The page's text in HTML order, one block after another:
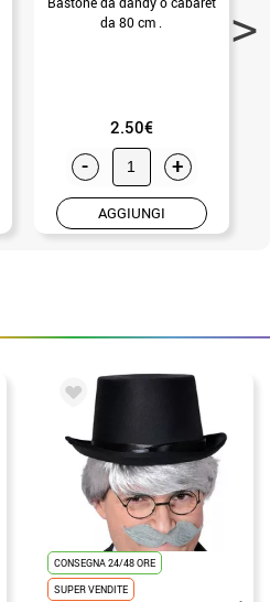
da 80 cm .
2.50€
- +
AGGIUNGI
CONSEGNA 24/48 ORE
SUPER VENDITE